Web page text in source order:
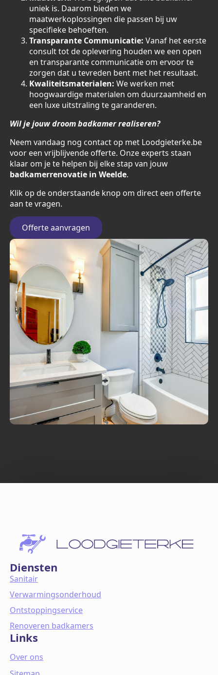
uniek is. Daarom bieden we
maatwerkoplossingen die passen bij uw
specifieke behoeften.
Transparante Communicatie: Vanaf het eerste
consult tot de oplevering houden we een open
en transparante communicatie om ervoor te
zorgen dat u tevreden bent met het resultaat.
Kwaliteitsmaterialen: We werken met
hoogwaardige materialen om duurzaamheid en
een luxe uitstraling te garanderen.
Wil je jouw droom badkamer realiseren?
Neem vandaag nog contact op met Loodgieterke.be
voor een vrijblijvende offerte. Onze experts staan
klaar om je te helpen bij elke stap van jouw
badkamerrenovatie in Weelde.
Klik op de onderstaande knop om direct een offerte
aan te vragen.
Offerte aanvragen
Diensten
Sanitair
Verwarmingsonderhoud
Ontstoppingservice
Renoveren badkamers
Links
Over ons